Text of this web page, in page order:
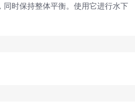
时保持整体平衡。使用它进行水下